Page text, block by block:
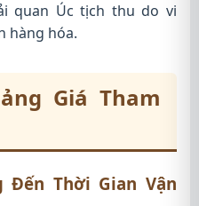
quan Úc tịch thu do vi
hàng hóa.
Giá Tham
Đến Thời Gian Vận